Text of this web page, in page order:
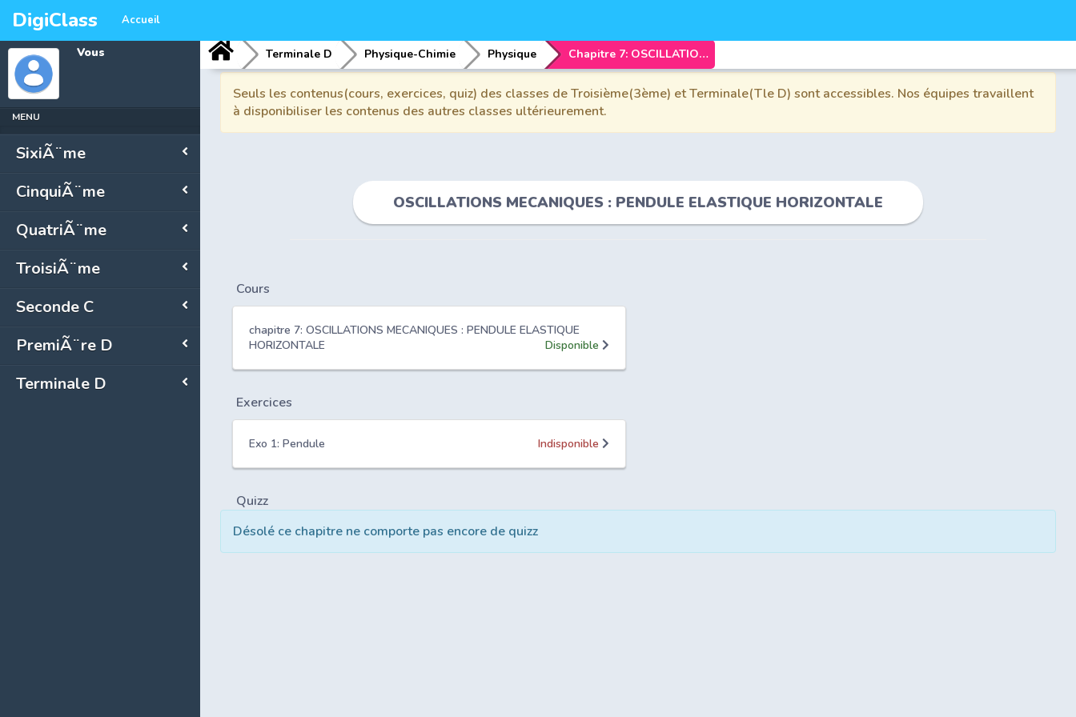
DigiClass Accueil
Vous
MENU
SixiÃ¨me
CinquiÃ¨me
QuatriÃ¨me
TroisiÃ¨me
Seconde C
PremiÃ¨re D
Terminale D
Terminale D Physique-Chimie Physique Chapitre 7: OSCILLATIONS MECANIQUES : PENDULE ELASTIQUE HORIZONTALE
Seuls les contenus(cours, exercices, quiz) des classes de Troisième(3ème) et Terminale(Tle D) sont accessibles. Nos équipes travaillent
à disponibiliser les contenus des autres classes ultérieurement.
OSCILLATIONS MECANIQUES : PENDULE ELASTIQUE HORIZONTALE
Cours
chapitre 7: OSCILLATIONS MECANIQUES : PENDULE ELASTIQUE
HORIZONTALE
Disponible
Exercices
Exo 1: Pendule Indisponible
Quizz
Désolé ce chapitre ne comporte pas encore de quizz